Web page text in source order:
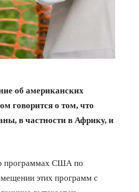
об американских
говорится о том, что
в частности в Африку, и
о программах США по
этих программ с